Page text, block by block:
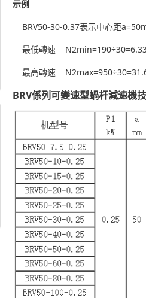
示例
BRV50-30-0.37表示中心距
最低轉速
最高轉速
BRV係列可變速型蝸杆減速機